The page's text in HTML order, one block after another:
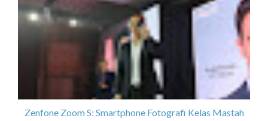
Zenfone Zoom S: Smartphone Fotografi Kelas Mastah